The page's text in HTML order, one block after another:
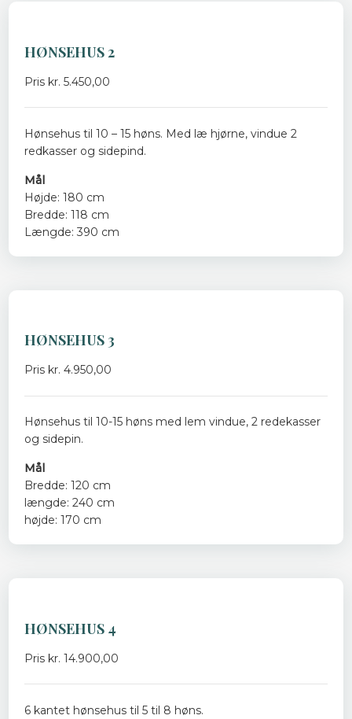
HØNSEHUS 2​
Pris kr. 5.450,00
Hønsehus til 10 – 15 høns. Med læ hjørne, vindue 2
redkasser og sidepind.
​Mål
Højde: 180 cm
Bredde: 118 cm
Længde: 390 cm
HØNSEHUS 3​
Pris kr. 4.950,00
Hønsehus til 10-15 høns med lem vindue, 2 redekasser
og sidepin.
Mål
Bredde: 120 cm
længde: 240 cm
højde: 170 cm
HØNSEHUS 4
Pris kr. 14.900,00
6 kantet hønsehus til 5 til 8 høns.